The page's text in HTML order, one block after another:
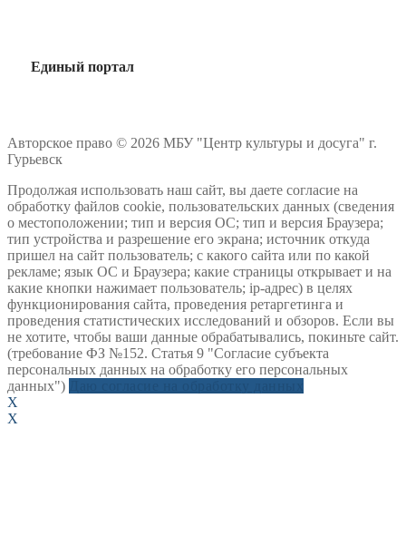
Единый портал
Авторское право © 2026 МБУ "Центр культуры и досуга" г.
Гурьевск
Продолжая использовать наш сайт, вы даете согласие на
обработку файлов cookie, пользовательских данных (сведения
о местоположении; тип и версия ОС; тип и версия Браузера;
тип устройства и разрешение его экрана; источник откуда
пришел на сайт пользователь; с какого сайта или по какой
рекламе; язык ОС и Браузера; какие страницы открывает и на
какие кнопки нажимает пользователь; ip-адрес) в целях
функционирования сайта, проведения ретаргетинга и
проведения статистических исследований и обзоров. Если вы
не хотите, чтобы ваши данные обрабатывались, покиньте сайт.
(требование ФЗ №152. Статья 9 "Согласие субъекта
персональных данных на обработку его персональных
данных")
X
X